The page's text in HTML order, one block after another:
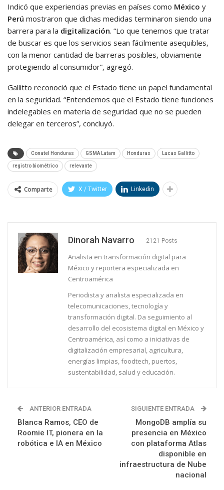
Indicó que experiencias previas en países como México y
Perú mostraron que dichas medidas terminaron siendo una
barrera para la digitalización. “Lo que tenemos que tratar
de buscar es que los servicios sean fácilmente asequibles,
con la menor cantidad de barreras posibles, obviamente
protegiendo al consumidor”, agregó.
Gallitto reconoció que el Estado tiene un papel fundamental
en la seguridad. “Entendemos que el Estado tiene funciones
indelegables en materia de seguridad que no se pueden
delegar en terceros”, concluyó.
Conatel Honduras GSMA Latam Honduras Lucas Gallitto
registro biométrico relevante
Comparte X / Twitter Linkedin
Dinorah Navarro 2121 Posts
Analista en transformación digital para
México y reportera especializada en
Centroamérica
Periodista y analista especializada en
telecomunicaciones, tecnología y
transformación digital. Da seguimiento al
desarrollo del ecosistema digital en México y
Centroamérica, así como a iniciativas de
digitalización empresarial, agricultura,
energías limpias, foodtech, puertos,
sustentabilidad, salud y educación.
ANTERIOR ENTRADA
Blanca Ramos, CEO de
Roomie IT, pionera en la
robótica e IA en México
SIGUIENTE ENTRADA
MongoDB amplía su
presencia en México
con plataforma Atlas
disponible en
infraestructura de Nube
nacional